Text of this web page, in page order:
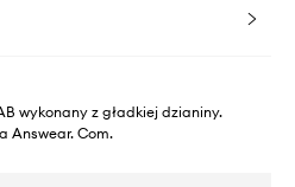
wykonany z gładkiej dzianiny.
Answear. Com.